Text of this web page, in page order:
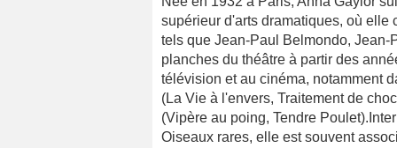
supérieur d'arts dramatiques, où elle
tels que Jean-Paul Belmondo,
planches du théâtre à partir des
télévision et au cinéma, notamment
(La Vie à l'envers, Traitement de
(Vipère au poing, Tendre
Oiseaux rares, elle est souvent